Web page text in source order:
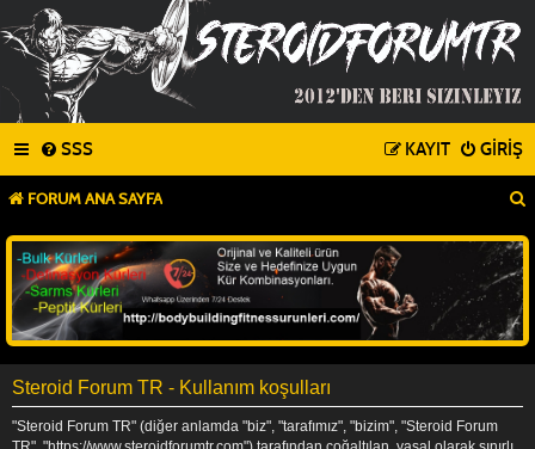
SSS GIRIŞ
KAYIT
FORUM ANA SAYFA
Steroid Forum TR - Kullanım koşulları
"Steroid Forum TR" (diğer anlamda "biz", "tarafımız", "bizim", "Steroid Forum